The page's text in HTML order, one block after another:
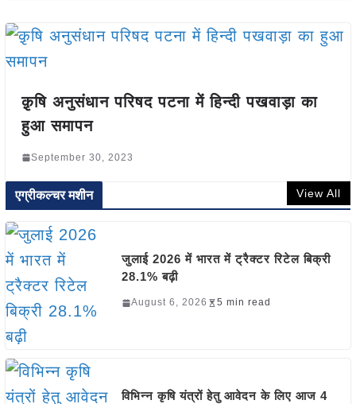
क़ृषि अनुसंधान परिषद पटना में हिन्दी पखवाड़ा का
हुआ समापन
September 30, 2023
एग्रीकल्चर मशीन View All
जुलाई 2026 में भारत में ट्रैक्टर रिटेल बिक्री
28.1% बढ़ी
August 6, 2026 5 min read
विभिन्न कृषि यंत्रों हेतु आवेदन के लिए आज 4